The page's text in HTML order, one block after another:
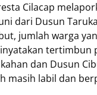
Cilacap
dari Dusun
jumlah warga
tertimbun
dan Dusun
masih labil dan